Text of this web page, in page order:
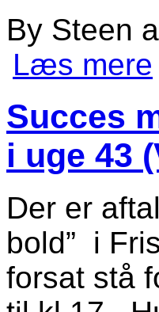
By Steen
Læs mere
Succes
i uge 43
Der er
bold” i
forsat stå